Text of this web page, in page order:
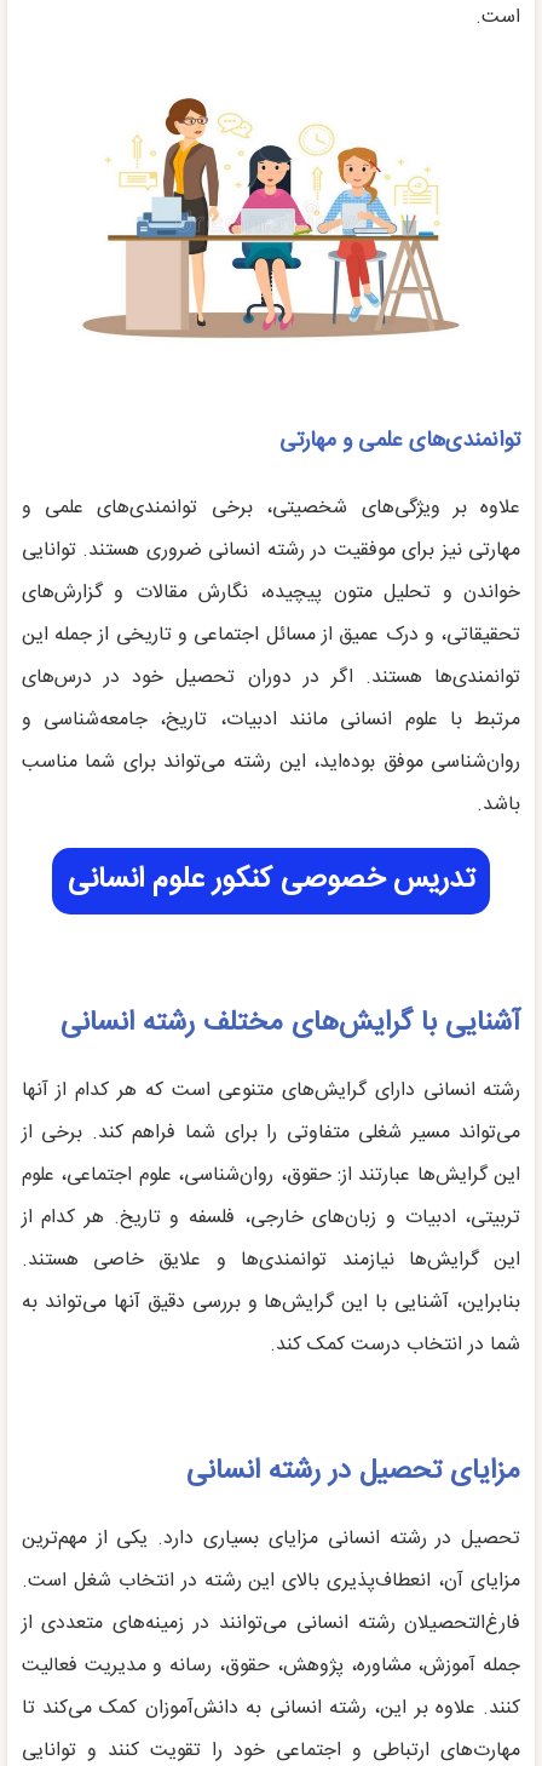
است.
توانمندی‌های علمی و مهارتی
علاوه بر ویژگی‌های شخصیتی، برخی توانمندی‌های علمی و
مهارتی نیز برای موفقیت در رشته انسانی ضروری هستند. توانایی
خواندن و تحلیل متون پیچیده، نگارش مقالات و گزارش‌های
تحقیقاتی، و درک عمیق از مسائل اجتماعی و تاریخی از جمله این
توانمندی‌ها هستند. اگر در دوران تحصیل خود در درس‌های
مرتبط با علوم انسانی مانند ادبیات، تاریخ، جامعه‌شناسی و
روان‌شناسی موفق بوده‌اید، این رشته می‌تواند برای شما مناسب
باشد.
تدریس خصوصی کنکور علوم انسانی
آشنایی با گرایش‌های مختلف رشته انسانی
رشته انسانی دارای گرایش‌های متنوعی است که هر کدام از آنها
می‌تواند مسیر شغلی متفاوتی را برای شما فراهم کند. برخی از
این گرایش‌ها عبارتند از: حقوق، روان‌شناسی، علوم اجتماعی، علوم
تربیتی، ادبیات و زبان‌های خارجی، فلسفه و تاریخ. هر کدام از
این گرایش‌ها نیازمند توانمندی‌ها و علایق خاصی هستند.
بنابراین، آشنایی با این گرایش‌ها و بررسی دقیق آنها می‌تواند به
شما در انتخاب درست کمک کند.
مزایای تحصیل در رشته انسانی
تحصیل در رشته انسانی مزایای بسیاری دارد. یکی از مهم‌ترین
مزایای آن، انعطاف‌پذیری بالای این رشته در انتخاب شغل است.
فارغ‌التحصیلان رشته انسانی می‌توانند در زمینه‌های متعددی از
جمله آموزش، مشاوره، پژوهش، حقوق، رسانه و مدیریت فعالیت
کنند. علاوه بر این، رشته انسانی به دانش‌آموزان کمک می‌کند تا
مهارت‌های ارتباطی و اجتماعی خود را تقویت کنند و توانایی